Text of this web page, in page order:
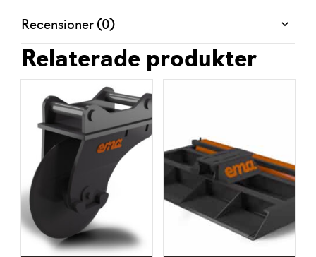
Recensioner (0)
Relaterade produkter